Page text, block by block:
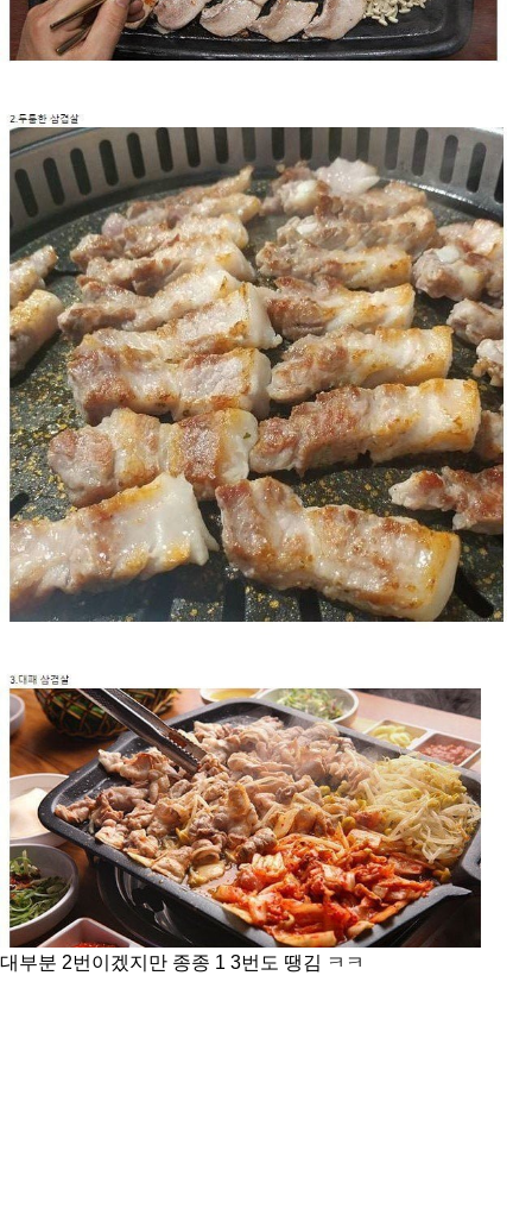
대부분 2번이겠지만 종종 1 3번도 땡김 ㅋㅋ